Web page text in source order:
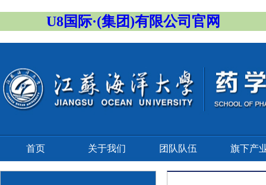
U8国际·(集团)有限公司官网
首页 关于我们 团队队伍 旗下产